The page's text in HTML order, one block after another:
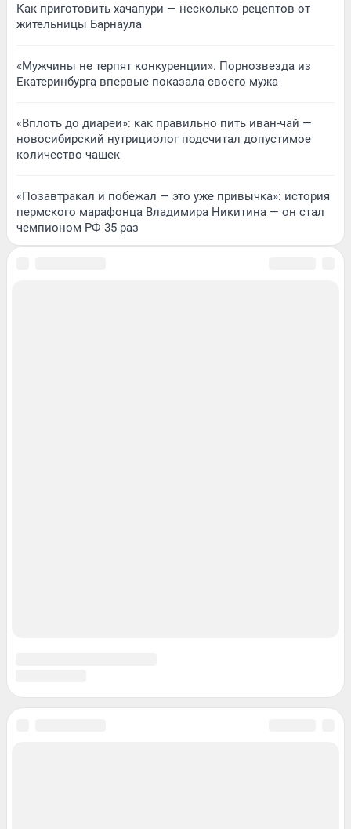
Как приготовить хачапури — несколько рецептов от
жительницы Барнаула
«Мужчины не терпят конкуренции». Порнозвезда из
Екатеринбурга впервые показала своего мужа
«Вплоть до диареи»: как правильно пить иван-чай —
новосибирский нутрициолог подсчитал допустимое
количество чашек
«Позавтракал и побежал — это уже привычка»: история
пермского марафонца Владимира Никитина — он стал
чемпионом РФ 35 раз